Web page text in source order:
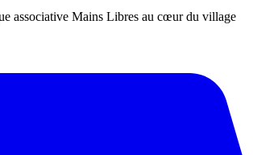
associative Mains Libres au cœur du village